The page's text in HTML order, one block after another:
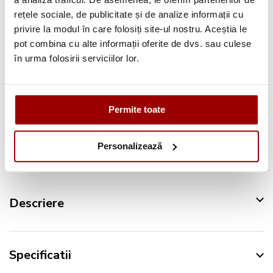
rețele sociale, de publicitate și de analize informații cu
privire la modul în care folosiți site-ul nostru. Aceștia le
pot combina cu alte informații oferite de dvs. sau culese
în urma folosirii serviciilor lor.
Permite toate
Personalizează
Consultanta profesionala
Deschidere coletla livrare
Pana la12 ratefara dobanda
Descriere
Specificatii